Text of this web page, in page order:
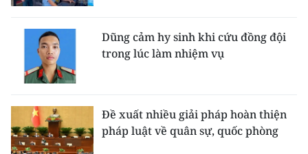
Dũng cảm hy sinh khi cứu đồng đội
trong lúc làm nhiệm vụ
Đề xuất nhiều giải pháp hoàn thiện
pháp luật về quân sự, quốc phòng